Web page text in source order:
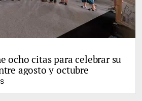
ocho citas para celebrar su
agosto y octubre